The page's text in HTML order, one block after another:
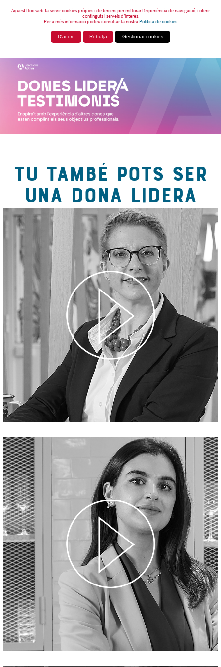
Aquest lloc web fa servir cookies pròpies i de tercers per millorar l’experiència de navegació, i oferir
continguts i serveis d’interès.
Per a més informació podeu consultar la nostraPolítica de cookies
D'acord Rebutja Gestionar cookies
TU TAMBÉ POTS SER
UNA DONA LIDERA